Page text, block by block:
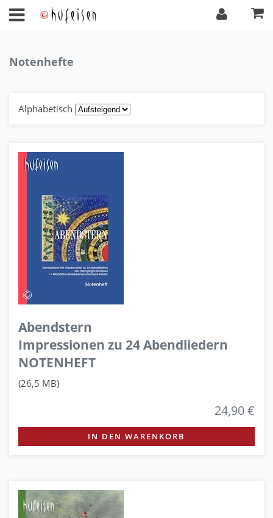
Notenhefte
Alphabetisch
Abendstern
Impressionen zu 24 Abendliedern
NOTENHEFT
(26,5 MB)
24,90 €
IN DEN WARENKORB